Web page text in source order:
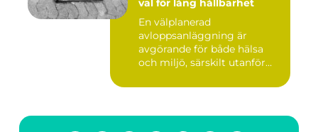
val för lång hållbarhet
En välplanerad
avloppsanläggning är
avgörande för både hälsa
och miljö, särskilt utanför